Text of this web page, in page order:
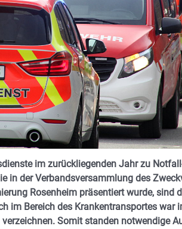
im zurückliegenden Jahr zu
in der Verbandsversammlung des
Rosenheim präsentiert wurde, sind
im Bereich des Krankentransportes war
Somit standen notwendige